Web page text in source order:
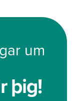
um
þig!